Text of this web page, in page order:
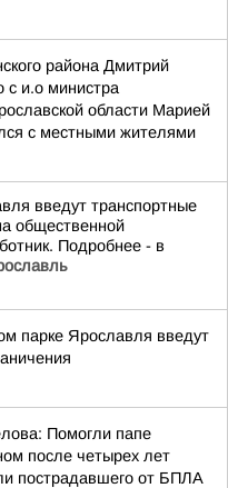
района Дмитрий
с и.о министра
области Марией
с местными жителями
введут транспортные
общественной
Подробнее - в
парке Ярославля введут
Помогли папе
после четырех лет
пострадавшего от БПЛА